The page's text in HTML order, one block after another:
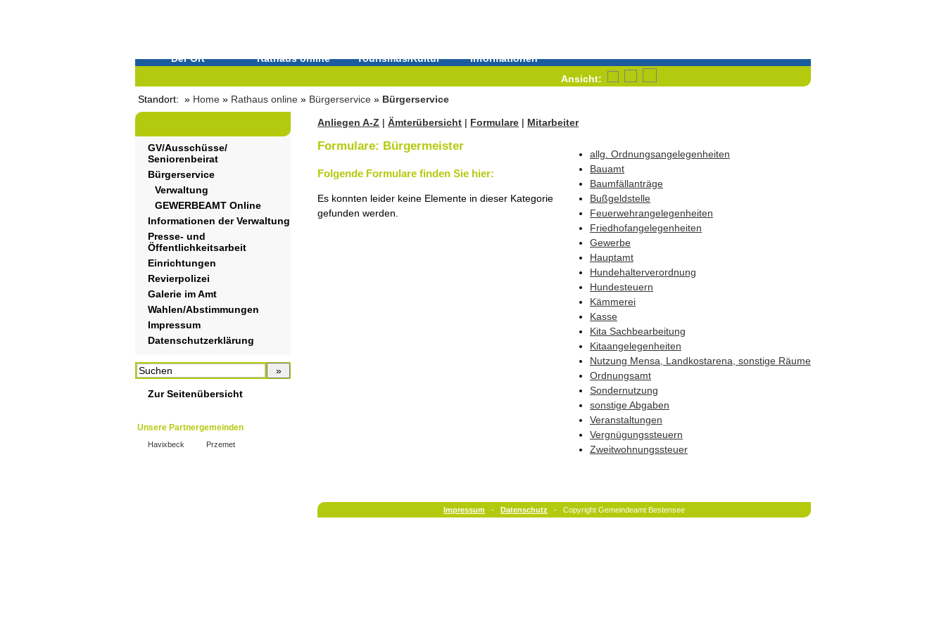
Der Ort Rathaus online Tourismus/Kultur
Informationen
Ansicht:
Standort: » Home » Rathaus online » Bürgerservice » Bürgerservice
GV/Ausschüsse/
Seniorenbeirat
Bürgerservice
Verwaltung
GEWERBEAMT Online
Informationen der Verwaltung
Presse- und
Öffentlichkeitsarbeit
Einrichtungen
Revierpolizei
Galerie im Amt
Wahlen/Abstimmungen
Impressum
Datenschutzerklärung
Zur Seitenübersicht
Unsere Partnergemeinden
Havixbeck Przemet
Anliegen A-Z |Ämterübersicht | Formulare | Mitarbeiter
allg. Ordnungsangelegenheiten
Bauamt
Baumfällanträge
Bußgeldstelle
Feuerwehrangelegenheiten
Friedhofangelegenheiten
Gewerbe
Hauptamt
Hundehalterverordnung
Hundesteuern
Kämmerei
Kasse
Kita Sachbearbeitung
Kitaangelegenheiten
Nutzung Mensa, Landkostarena, sonstige Räume
Ordnungsamt
Sondernutzung
sonstige Abgaben
Veranstaltungen
Vergnügungssteuern
Zweitwohnungssteuer
Formulare: Bürgermeister
Folgende Formulare finden Sie hier:
Es konnten leider keine Elemente in dieser Kategorie
gefunden werden.
Impressum -Datenschutz - Copyright Gemeindeamt Bestensee